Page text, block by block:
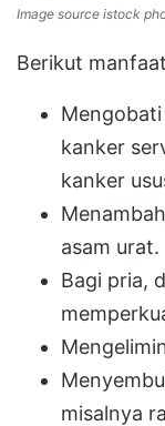
Image source istock
Berikut
kanker
kanker
asam urat.
Bagi pria,
misalnya